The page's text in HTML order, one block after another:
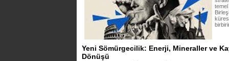
temel
Yeni Sömürgecilik: Enerji, Mineraller ve
Dönüşü